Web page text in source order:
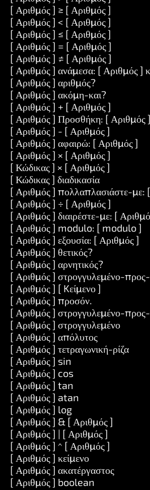
[ Αριθμός ] ≥ [ Αριθμός ]
[ Αριθμός ] < [ Αριθμός ]
[ Αριθμός ] ≤ [ Αριθμός ]
[ Αριθμός ] = [ Αριθμός ]
[ Αριθμός ] ≠ [ Αριθμός ]
[ Αριθμός ] ανάμεσα: [ Αριθμός ]
[ Αριθμός ] αριθμός?
[ Αριθμός ] ακόμη-και?
[ Αριθμός ] + [ Αριθμός ]
[ Αριθμός ] Προσθήκη: [ Αριθμός ]
[ Αριθμός ] - [ Αριθμός ]
[ Αριθμός ] αφαιρώ: [ Αριθμός ]
[ Αριθμός ] × [ Αριθμός ]
[ Κώδικας ] × [ Αριθμός ]
[ Κώδικας ] διαδικασία
[ Αριθμός ] πολλαπλασιάστε-με:
[ Αριθμός ] ÷ [ Αριθμός ]
[ Αριθμός ] διαιρέστε-με: [
[ Αριθμός ] modulo: [ modulo ]
[ Αριθμός ] εξουσία: [ Αριθμός ]
[ Αριθμός ] θετικός?
[ Αριθμός ] αρνητικός?
[ Αριθμός ] στρογγυλεμένο-
[ Αριθμός ] [ Kείμενο ]
[ Αριθμός ] προσόν.
[ Αριθμός ] στρογγυλεμένο-
[ Αριθμός ] στρογγυλεμένο
[ Αριθμός ] απόλυτος
[ Αριθμός ] τετραγωνική-ρίζα
[ Αριθμός ] sin
[ Αριθμός ] cos
[ Αριθμός ] tan
[ Αριθμός ] atan
[ Αριθμός ] log
[ Αριθμός ] & [ Αριθμός ]
[ Αριθμός ] | [ Αριθμός ]
[ Αριθμός ] ^ [ Αριθμός ]
[ Αριθμός ] κείμενο
[ Αριθμός ] ακατέργαστος
[ Αριθμός ] boolean